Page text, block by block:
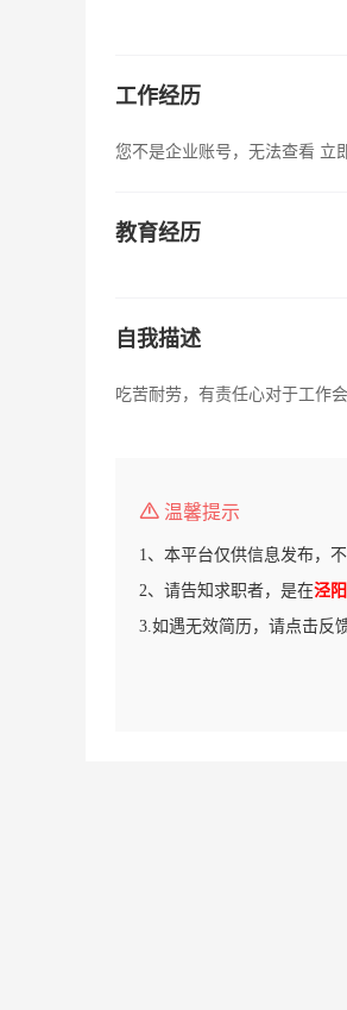
工作经历
您不是企业账号，无法查看 立
教育经历
自我描述
吃苦耐劳，有责任心对于工作
温馨提示
1、本平台仅供信息发布，
2、请告知求职者，是在泾
3.如遇无效简历，请点击反